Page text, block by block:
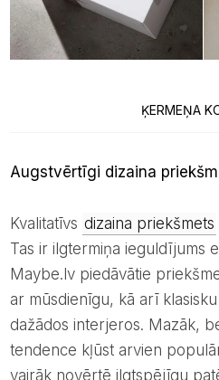
ĶERMEŅA
Augstvērtīgi dizaina
Kvalitatīvs dizaina priekšmets
Tas ir ilgtermiņa ieguldījums
Maybe.lv piedāvātie
ar mūsdienīgu, kā arī
dažādos interjeros. Mazāk,
tendence kļūst arvien
vairāk novērtē ilgtspējīgu